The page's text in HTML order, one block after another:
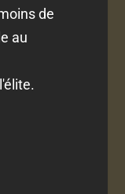
de
au